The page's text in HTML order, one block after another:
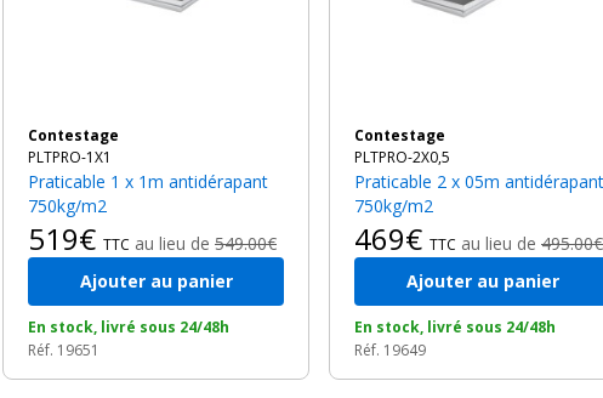
Contestage
PLTPRO-1X1
Praticable 1 x 1m antidérapant
750kg/m2
519€ TTC au lieu de 549.00€
Ajouter au panier
En stock, livré sous 24/48h
Réf. 19651
Contestage
PLTPRO-2X0,5
Praticable 2 x 05m antidérapant
750kg/m2
469€ TTC au lieu de 495.00€
Ajouter au panier
En stock, livré sous 24/48h
Réf. 19649